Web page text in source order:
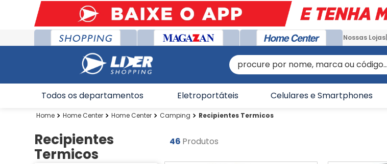
Nossas Lojas
procure por nome, marca ou código...
Todos os departamentos Eletroportáteis Celulares e Smartphones
Home Center Home Center Camping Recipientes Termicos
Recipientes
Termicos
46 Produtos